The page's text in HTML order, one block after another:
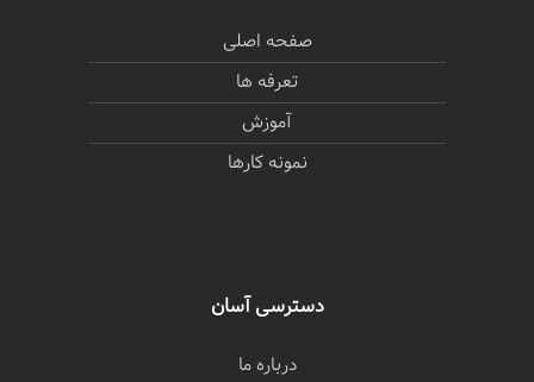
صفحه اصلی
تعرفه ها
آموزش
نمونه کارها
دسترسی آسان
درباره ما